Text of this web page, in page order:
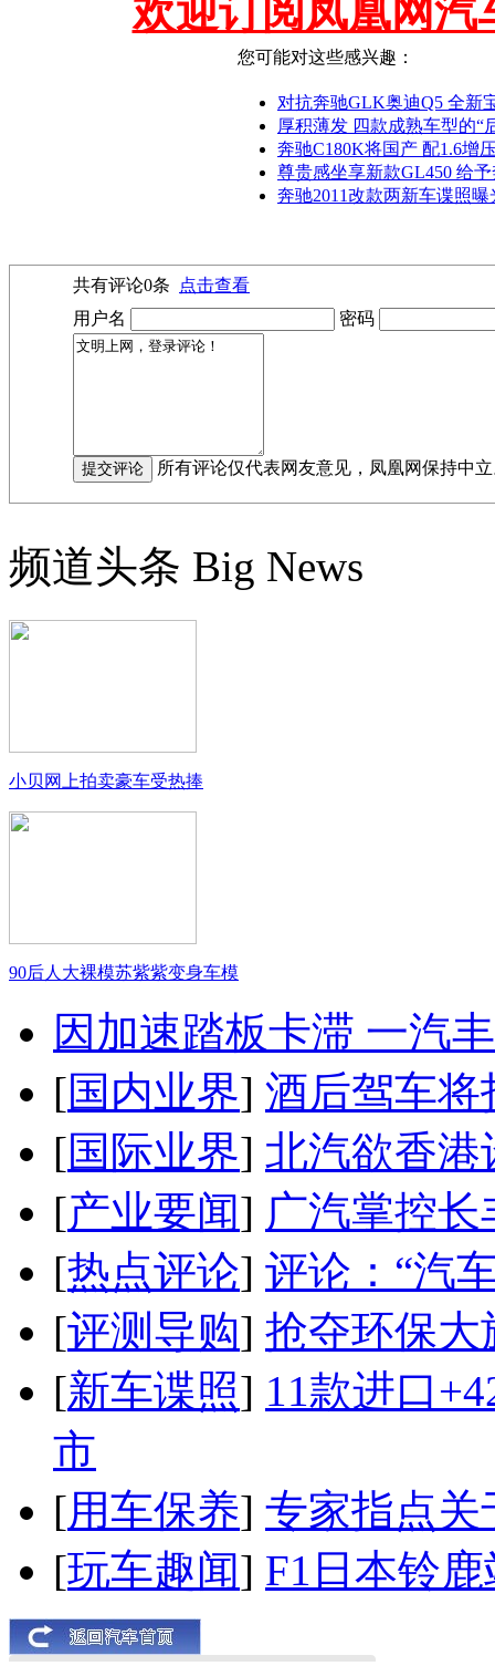
欢迎订阅凤凰网汽
您可能对这些感兴趣：
对抗奔驰GLK奥迪Q5 全新
厚积薄发 四款成熟车型的“
奔驰C180K将国产 配1.6增
尊贵感坐享新款GL450 给
奔驰2011改款两新车谍照曝
共有评论0条
点击查看
用户名
密码
所有评论仅代表网友意见，凤凰网保持中
频道头条 Big News
小贝网上拍卖豪车受热捧
90后人大裸模苏紫紫变身车模
因加速踏板卡滞 一汽
[国内业界] 酒后驾车将
[国际业界] 北汽欲香港
[产业要闻] 广汽掌控
[热点评论] 评论：“汽
[评测导购] 抢夺环保大
[新车谍照] 11款进口
市
[用车保养] 专家指点关
[玩车趣闻] F1日本铃